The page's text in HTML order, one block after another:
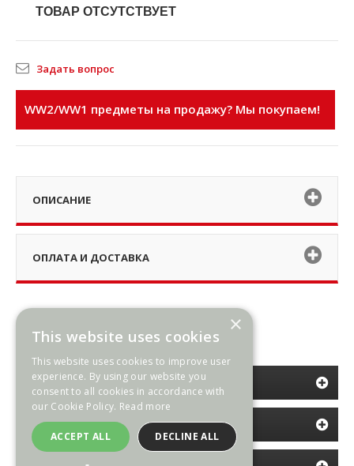
ТОВАР ОТСУТСТВУЕТ
Задать вопрос
WW2/WW1 предметы на продажу? Мы покупаем!
ОПИСАНИЕ
ОПЛАТА И ДОСТАВКА
КАТЕГОРИИ
ИНФОРМАЦИЯ
×
This website uses cookies
This website uses cookies to improve user
experience. By using our website you
consent to all cookies in accordance with
our Cookie Policy. Read more
ACCEPT ALL DECLINE ALL